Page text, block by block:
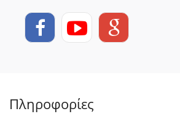
Πληροφορίες